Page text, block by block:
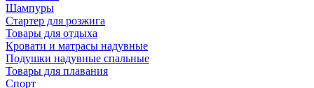
Шампуры
Стартер для розжига
Товары для отдыха
Кровати и матрасы надувные
Подушки надувные спальные
Товары для плавания
Спорт